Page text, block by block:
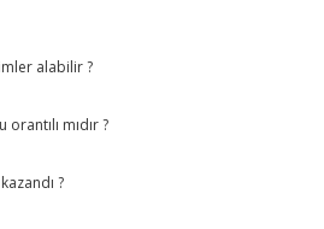
alabilir ?
mıdır ?
?